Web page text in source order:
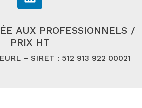
AUX PROFESSIONNELS /
PRIX HT
– SIRET : 512 913 922 00021